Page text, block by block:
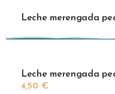
Leche merengada
Leche merengada
4,50 €